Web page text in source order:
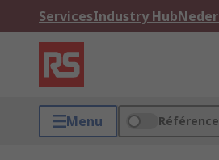
ServicesIndustry Hub
Menu